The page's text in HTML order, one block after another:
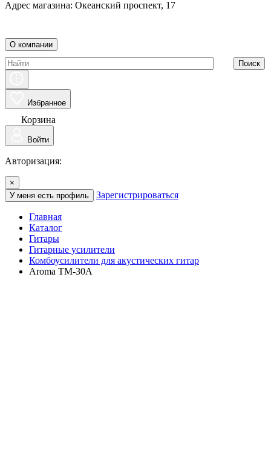
Адрес магазина: Океанский проспект, 17
О компании
Поиск
Избранное
Корзина
Войти
Авторизация:
×
У меня есть профиль
Зарегистрироваться
Главная
Каталог
Гитары
Гитарные усилители
Комбоусилители для акустических гитар
Aroma TM-30A